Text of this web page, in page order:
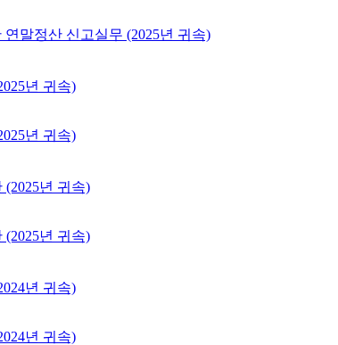
말정산 신고실무 (2025년 귀속)
년 귀속)
년 귀속)
년 귀속)
년 귀속)
년 귀속)
년 귀속)